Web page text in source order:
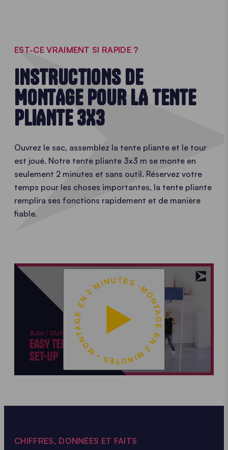
m
EST-CE VRAIMENT SI RAPIDE ?
INSTRUCTIONS DE
MONTAGE POUR LA TENTE
PLIANTE 3X3
Ouvrez le sac, assemblez la tente pliante et le tour
est joué. Notre tente pliante 3x3 m se monte en
seulement 2 minutes et sans outil. Réservez votre
temps pour les choses importantes, la tente pliante
remplira ses fonctions rapidement et de manière
fiable.
MONTAGE EN 2 MINUTES • MONTAGE EN 2 MINUTES -
CHIFFRES, DONNÉES ET FAITS